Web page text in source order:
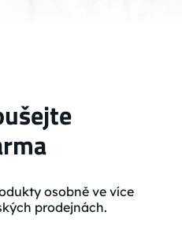
osobně ve více
prodejnách.